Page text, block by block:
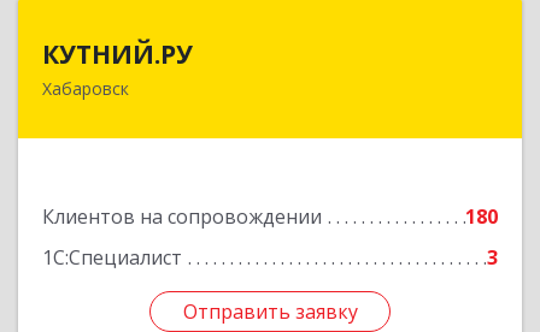
КУТНИЙ.РУ
Хабаровск
Клиентов на сопровождении
180
1С:Специалист
3
Отправить заявку
680007, Хабаровский край, Хабаровск г,
Отправить заявку